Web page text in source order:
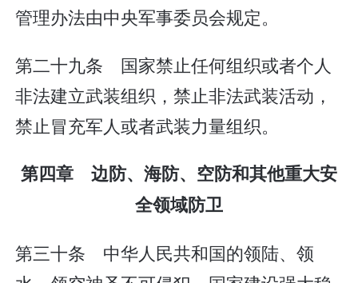
管理办法由中央军事委员会规定。
第二十九条 国家禁止任何组织或者个人
非法建立武装组织，禁止非法武装活动，
禁止冒充军人或者武装力量组织。
第四章 边防、海防、空防和其他重大安
全领域防卫
第三十条 中华人民共和国的领陆、领